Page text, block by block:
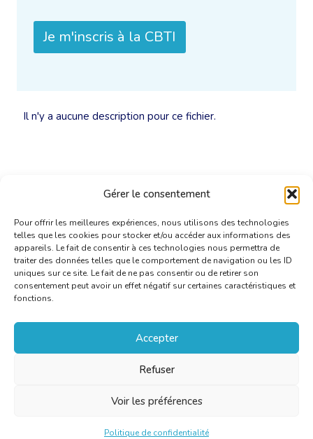
Gérer le consentement
Pour offrir les meilleures expériences, nous utilisons des technologies
telles que les cookies pour stocker et/ou accéder aux informations des
appareils. Le fait de consentir à ces technologies nous permettra de
traiter des données telles que le comportement de navigation ou les ID
uniques sur ce site. Le fait de ne pas consentir ou de retirer son
consentement peut avoir un effet négatif sur certaines caractéristiques et
fonctions.
Accepter
Refuser
Voir les préférences
Politique de confidentialité
Il n'y a aucune description pour ce fichier.
Je m'inscris à la CBTI